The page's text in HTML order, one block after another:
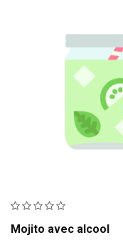
Mojito avec alcool